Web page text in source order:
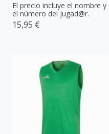
El precio incluye el nombre y
el número del jugad@r.
15,95 €